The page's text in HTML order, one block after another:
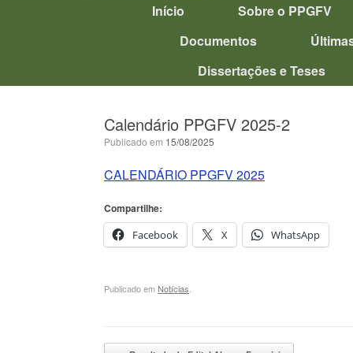
Início Sobre o PPGFV
Documentos
Dissertações e Teses
Calendário PPGFV 2025-2
Publicado em 15/08/2025
CALENDÁRIO PPGFV 2025
Compartilhe:
Facebook
X WhatsApp
Publicado em Notícias
Navegação de posts